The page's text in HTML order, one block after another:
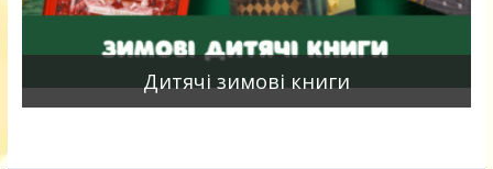
Дитячі зимові книги